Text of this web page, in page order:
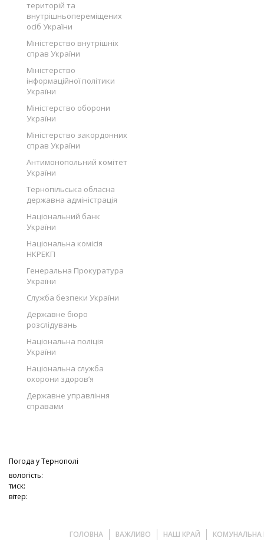
територій та
внутрішньопереміщених
осіб України
Міністерство внутрішніх
справ України
Міністерство
інформаційної політики
України
Міністерство оборони
України
Міністерство закордонних
справ України
Антимонопольний комітет
України
Тернопільська обласна
державна адміністрація
Національний банк
України
Національна комісія
НКРЕКП
Генеральна Прокуратура
України
Служба безпеки України
Державне бюро
розслідувань
Національна поліція
України
Національна служба
охорони здоров’я
Державне управління
справами
Погода уТернополі
вологість:
тиск:
вітер:
ГОЛОВНА ВАЖЛИВО НАШ КРАЙ
КОМУНАЛЬНА